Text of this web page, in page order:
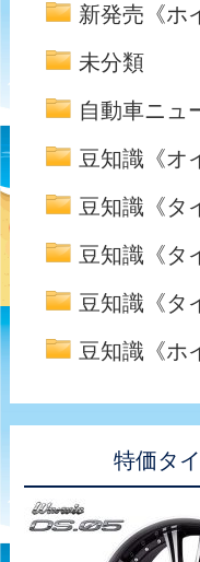
新発売《ホ
未分類
自動車ニュ
豆知識《オ
豆知識《タ
豆知識《タ
豆知識《タ
豆知識《ホ
特価タ